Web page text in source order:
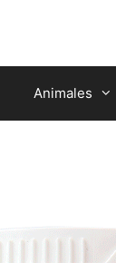
Animales